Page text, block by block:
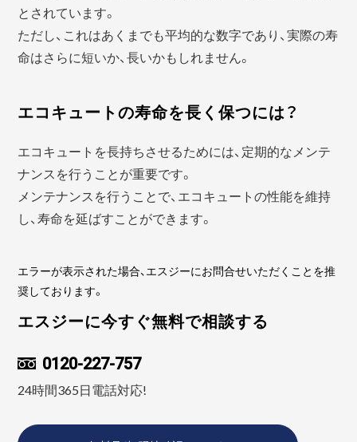
とされています。
ただし、これはあくまでも平均的な数字であり、実際の寿
命はさらに短いか、長いかもしれません。
エコキュートの寿命を長く保つには？
エコキュートを長持ちさせるためには、定期的なメンテ
ナンスを行うことが重要です。
メンテナンスを行うことで、エコキュートの性能を維持
し、寿命を延ばすことができます。
エラーが表示された場合、エスジーにお問合せいただくことを推
奨しております。
エスジーに今すぐ無料で相談する
0120-227-757
24時間365日電話対応!